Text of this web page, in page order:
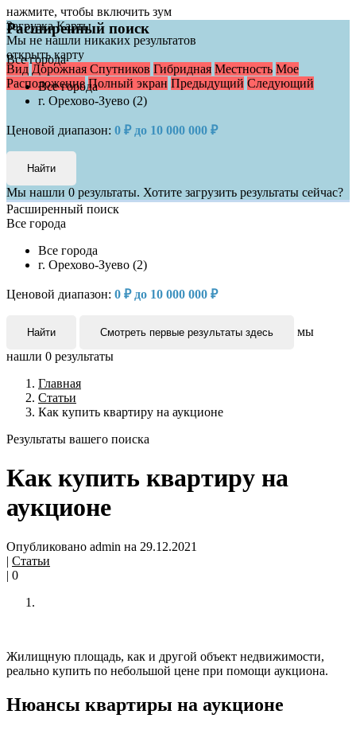
нажмите, чтобы включить зум
Загрузка Карты
Мы не нашли никаких результатов
открыть карту
Вид Дорожная Спутников Гибридная Местность Мое
Расположение Полный экран Предыдущий Следующий
Расширенный поиск
Все города
Все города
г. Орехово-Зуево (2)
Ценовой диапазон: 0 ₽ до 10 000 000 ₽
Мы нашли 0 результаты. Хотите загрузить результаты сейчас?
Расширенный поиск
Все города
Все города
г. Орехово-Зуево (2)
Ценовой диапазон: 0 ₽ до 10 000 000 ₽
Найти Смотреть первые результаты здесь
мы
нашли 0 результаты
Главная
Статьи
Как купить квартиру на аукционе
Результаты вашего поиска
Как купить квартиру на
аукционе
Опубликовано admin на 29.12.2021
| Статьи
| 0
Жилищную площадь, как и другой объект недвижимости,
реально купить по небольшой цене при помощи аукциона.
Нюансы квартиры на аукционе